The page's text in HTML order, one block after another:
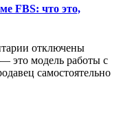
что
работает
и
кому
нужен
FBS: что это,
к
записи
Доставка
отключены
это модель работы с
самостоятельно